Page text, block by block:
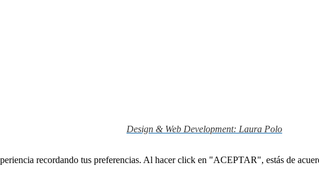
Design & Web Development: Laura Polo
recordando tus preferencias. Al hacer click en "ACEPTAR", estás de